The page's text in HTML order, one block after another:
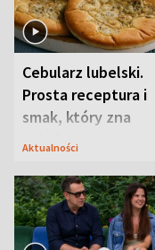
Cebularz lubelski.
Prosta receptura i
smak, który zna
Lubelszczyzna
Aktualności